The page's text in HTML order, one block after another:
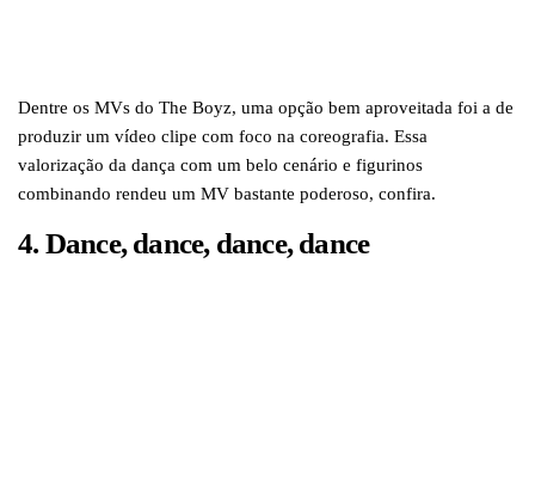
Dentre os MVs do The Boyz, uma opção bem aproveitada foi a de
produzir um vídeo clipe com foco na coreografia. Essa
valorização da dança com um belo cenário e figurinos
combinando rendeu um MV bastante poderoso, confira.
4. Dance, dance, dance, dance